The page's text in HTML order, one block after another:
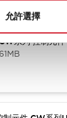
允許選擇
系列 控制元件